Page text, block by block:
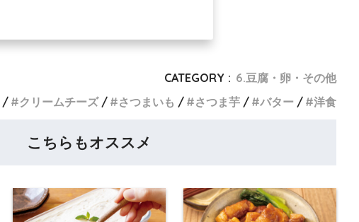
CATEGORY : 6.豆腐・卵・その他
クリームチーズ さつまいも さつま芋 バター 洋食
こちらもオススメ